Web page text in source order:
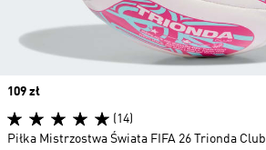
Price
109 zł
(14)
Piłka Mistrzostwa Świata FIFA 26 Trionda Club